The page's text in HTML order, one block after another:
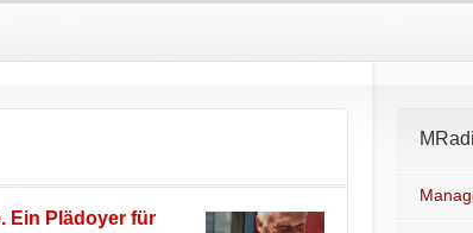
Ein Plädoyer für